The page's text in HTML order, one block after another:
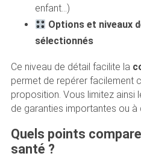
enfant…)
Options et niveaux
sélectionnés
Ce niveau de détail facilite la
permet de repérer facilement
proposition. Vous limitez ainsi
de garanties importantes ou à
Quels points
santé ?